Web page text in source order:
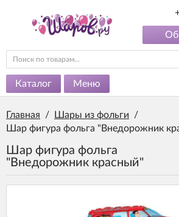
Каталог Меню
Главная / Шары из фольги
/
Шар фигура фольга "Внедорожник
Шар фигура фольга
"Внедорожник красный"